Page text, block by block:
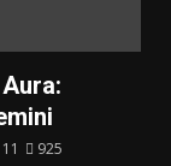
11 925